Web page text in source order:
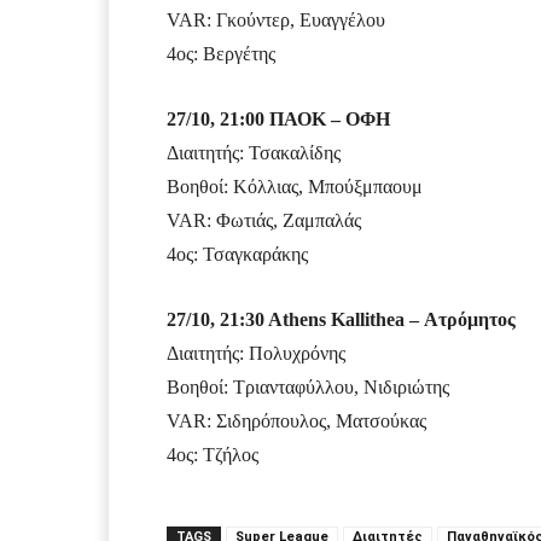
VAR: Γκούντερ, Ευαγγέλου
4ος: Βεργέτης
27/10, 21:00 ΠΑΟΚ – ΟΦΗ
Διαιτητής: Τσακαλίδης
Βοηθοί: Κόλλιας, Μπούξμπαουμ
VAR: Φωτιάς, Ζαμπαλάς
4ος: Τσαγκαράκης
27/10, 21:30 Athens Kallithea – Ατρόμητος
Διαιτητής: Πολυχρόνης
Βοηθοί: Τριανταφύλλου, Νιδιριώτης
VAR: Σιδηρόπουλος, Ματσούκας
4ος: Τζήλος
TAGS Super League Διαιτητές Παναθηναϊκός